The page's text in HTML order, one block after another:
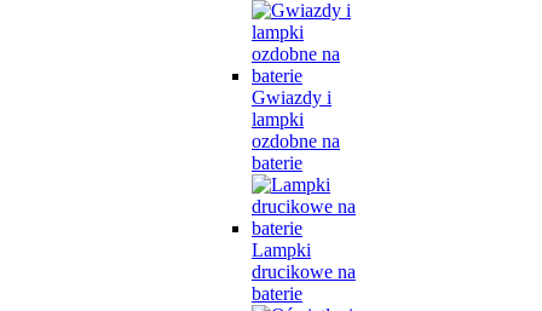
Gwiazdy i
lampki
ozdobne na
baterie
Lampki
drucikowe na
baterie